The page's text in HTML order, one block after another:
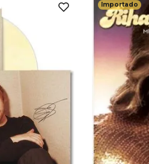
Importado